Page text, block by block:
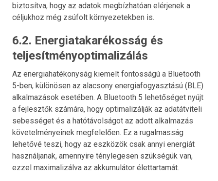
biztosítva, hogy az adatok megbízhatóan elérjenek a
céljukhoz még zsúfolt környezetekben is.
6.2. Energiatakarékosság és
teljesítményoptimalizálás
Az energiahatékonyság kiemelt fontosságú a Bluetooth
5-ben, különösen az alacsony energiafogyasztású (BLE)
alkalmazások esetében. A Bluetooth 5 lehetőséget nyújt
a fejlesztők számára, hogy optimalizálják az adatátviteli
sebességet és a hatótávolságot az adott alkalmazás
követelményeinek megfelelően. Ez a rugalmasság
lehetővé teszi, hogy az eszközök csak annyi energiát
használjanak, amennyire ténylegesen szükségük van,
ezzel maximalizálva az akkumulátor élettartamát.